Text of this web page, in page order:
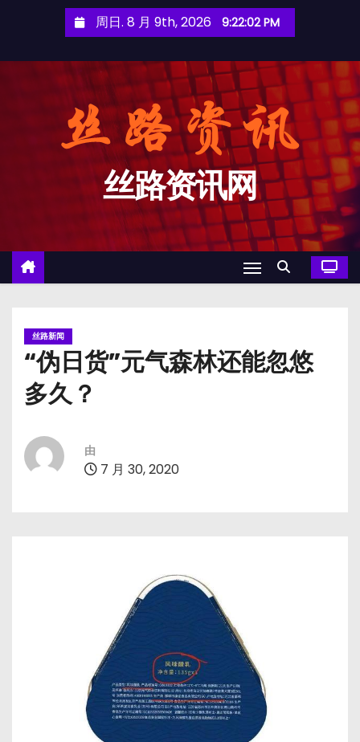
周日. 8 月 9th, 2026 9:22:03 PM
丝路资讯网
丝路新闻
“伪日货”元气森林还能忽悠
多久？
由
7 月 30, 2020